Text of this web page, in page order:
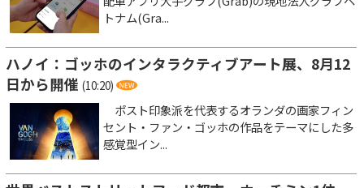
トナム(Gra...
ハノイ：ゴッホのインタラクティブアート展、8月12
日から開催 (10:20)
ポスト印象派を代表するオランダの画家フィン
セント・ファン・ゴッホの作品をテーマにした多
感覚型イン...